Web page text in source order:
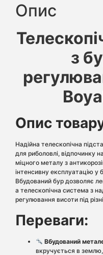
Опис
з
Опис
Надійна телескопічна
для риболовлі, відпочинку
міцного металу з
інтенсивну експлуатацію
Вбудований бур дозволяє
а телескопічна система з
регулювання висоти під
Переваги:
Вбудований
вкручується в землю,